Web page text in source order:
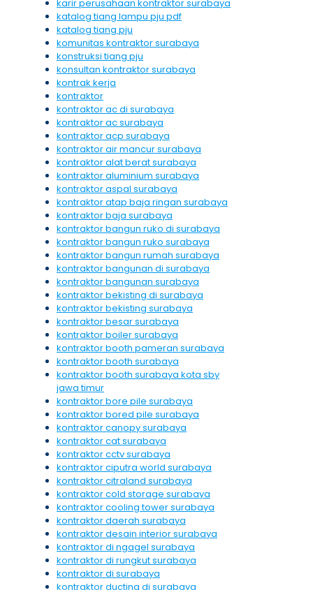
karir perusahaan kontraktor surabaya
katalog tiang lampu pju pdf
katalog tiang pju
komunitas kontraktor surabaya
konstruksi tiang pju
konsultan kontraktor surabaya
kontrak kerja
kontraktor
kontraktor ac di surabaya
kontraktor ac surabaya
kontraktor acp surabaya
kontraktor air mancur surabaya
kontraktor alat berat surabaya
kontraktor aluminium surabaya
kontraktor aspal surabaya
kontraktor atap baja ringan surabaya
kontraktor baja surabaya
kontraktor bangun ruko di surabaya
kontraktor bangun ruko surabaya
kontraktor bangun rumah surabaya
kontraktor bangunan di surabaya
kontraktor bangunan surabaya
kontraktor bekisting di surabaya
kontraktor bekisting surabaya
kontraktor besar surabaya
kontraktor boiler surabaya
kontraktor booth pameran surabaya
kontraktor booth surabaya
kontraktor booth surabaya kota sby
jawa timur
kontraktor bore pile surabaya
kontraktor bored pile surabaya
kontraktor canopy surabaya
kontraktor cat surabaya
kontraktor cctv surabaya
kontraktor ciputra world surabaya
kontraktor citraland surabaya
kontraktor cold storage surabaya
kontraktor cooling tower surabaya
kontraktor daerah surabaya
kontraktor desain interior surabaya
kontraktor di ngagel surabaya
kontraktor di rungkut surabaya
kontraktor di surabaya
kontraktor ducting di surabaya